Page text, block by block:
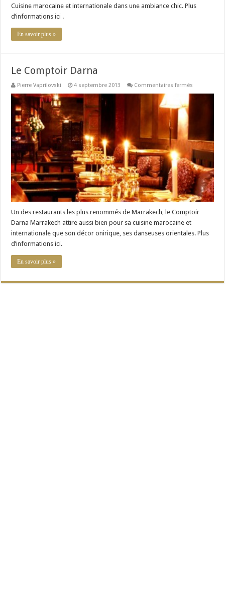
Cuisine marocaine et internationale dans une ambiance chic. Plus
d’informations ici .
En savoir plus »
Le Comptoir Darna
Pierre Vaprilovski 4 septembre 2013 Commentaires fermés
Un des restaurants les plus renommés de Marrakech, le Comptoir
Darna Marrakech attire aussi bien pour sa cuisine marocaine et
internationale que son décor onirique, ses danseuses orientales. Plus
d’informations ici.
En savoir plus »